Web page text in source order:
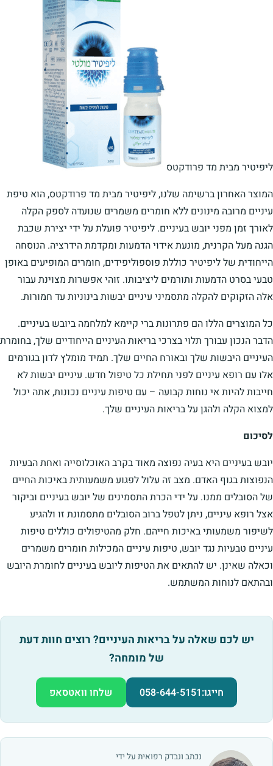
ליפיטיר מבית מד פרודקטס
המוצר האחרון ברשימה שלנו, ליפיטיר מבית מד פרודקטס, הוא טיפת
עיניים מרובה מינונים ללא חומרים משמרים שנועדה לספק הקלה
לאורך זמן מפני יובש בעיניים. ליפיטיר פועלת על ידי יצירת שכבת
הגנה מעל הקרנית, מונעת אידוי הדמעות ומקדמת הידרציה. הנוסחה
הייחודית של ליפיטיר כוללת פוספוליפידים, חומרים המופיעים באופן
טבעי בסרט הדמעות ותורמים ליציבותו. זוהי אפשרות מצוינת עבור
אלה הזקוקים להקלה מתסמיני עיניים יבשות בינוניות עד חמורות.
כל המוצרים הללו הם פתרונות ברי קיימא למלחמה ביובש בעיניים.
הדבר הנכון עבורך תלוי בצרכי בריאות העיניים הייחודיים שלך, בחומרת
העיניים היבשות שלך ובאורח החיים שלך. תמיד מומלץ לדון בגורמים
אלו עם רופא עיניים לפני תחילת כל טיפול חדש. עיניים יבשות לא
חייבות להיות אי נוחות קבועה – עם טיפות עיניים נכונות, אתה יכול
למצוא הקלה ולהגן על בריאות העיניים שלך.
לסיכום
יובש בעיניים היא בעיה נפוצה מאוד בקרב האוכלוסייה ואחת הבעיות
הנפוצות בגוף האדם. מצב זה עלול לפגוע משמעותית באיכות החיים
של הסובלים ממנו. על ידי הכרת התסמינים של יובש בעיניים וביקור
אצל רופא עיניים, ניתן לטפל ברוב הסובלים מתסמונת זו ולהגיע
לשיפור משמעותי באיכות חייהם. חלק מהטיפולים כוללים טיפות
עיניים טבעיות נגד יובש, טיפות עיניים המכילות חומרים משמרים
וכאלה שאינן. יש להתאים את הטיפות ליובש בעיניים לחומרת היובש
ובהתאם לנוחות המשתמש.
יש לכם שאלה על בריאות העיניים? רוצים חוות דעת
של מומחה?
חייגו:058-644-5151 שלחו וואטסאפ
נכתב ונבדק רפואית על ידי